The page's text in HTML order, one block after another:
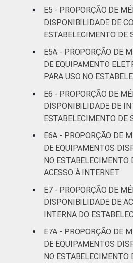
Essa tabela foi corrigida
Para mais informações,
correcao-dos-
saude-2013/
1Base: 1443 médicos.
entre fevereiro de 2013 e
Fonte: NIC.br - fev 2013 /
E5 - PROPORÇÃO DE
DISPONIBILIDADE DE
ESTABELECIMENTO DE
E5A - PROPORÇÃO DE
DE EQUIPAMENTO
PARA USO NO
E6 - PROPORÇÃO DE
DISPONIBILIDADE DE
ESTABELECIMENTO DE
E6A - PROPORÇÃO DE
DE EQUIPAMENTOS
NO ESTABELECIMENTO
ACESSO À INTERNET
E7 - PROPORÇÃO DE
DISPONIBILIDADE DE
INTERNA DO
E7A - PROPORÇÃO DE
DE EQUIPAMENTOS
NO ESTABELECIMENTO